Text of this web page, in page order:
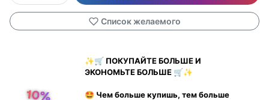
Список желаемого
✨🛒 ПОКУПАЙТЕ БОЛЬШЕ И
ЭКОНОМЬТЕ БОЛЬШЕ 🛒✨
🤩 Чем больше купишь, тем больше